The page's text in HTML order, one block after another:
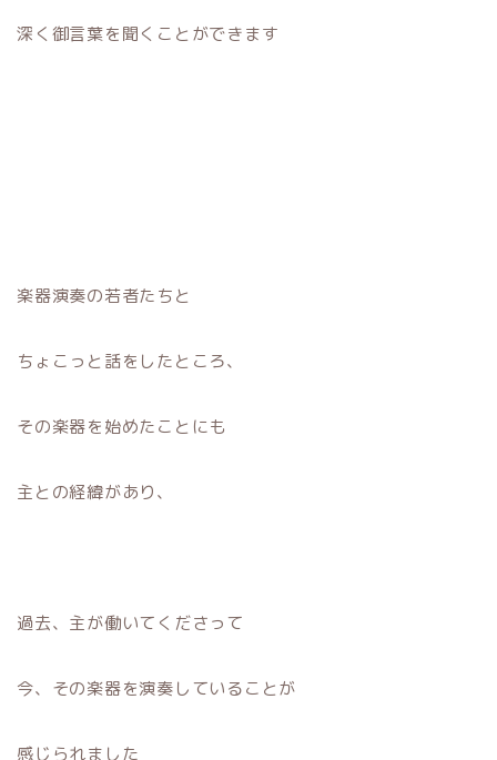
深く御言葉を聞くことができます
楽器演奏の若者たちと
ちょこっと話をしたところ、
その楽器を始めたことにも
主との経緯があり、
過去、主が働いてくださって
今、その楽器を演奏していることが
感じられました